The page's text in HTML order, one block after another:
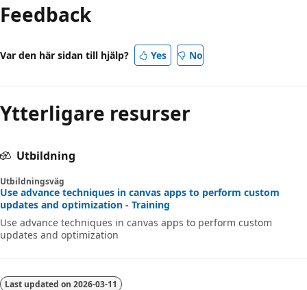
Feedback
Var den här sidan till hjälp? Yes No
Ytterligare resurser
Utbildning
Utbildningsväg
Use advance techniques in canvas apps to perform custom
updates and optimization - Training
Use advance techniques in canvas apps to perform custom
updates and optimization
Last updated on 2026-03-11